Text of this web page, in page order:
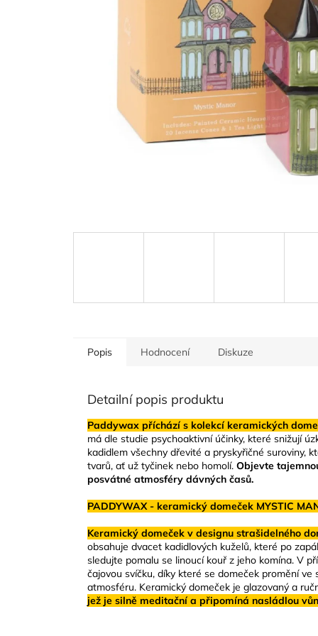
Popis Hodnocení Diskuze
Detailní popis produktu
Paddywax příchází s kolekcí keramických
má dle studie psychoaktivní účinky, které snižují
kadidlem všechny dřevité a pryskyřičné suroviny,
tvarů, ať už tyčinek nebo homolí. Objevte
posvátné atmosféry dávných časů.
PADDYWAX - keramický domeček MYSTIC
Keramický domeček v designu strašidelného
obsahuje dvacet kadidlových kuželů, které po
sledujte pomalu se linoucí kouř z jeho komína. V
čajovou svíčku, díky které se domeček promění
atmosféru. Keramický domeček je glazovaný a
jež je silně meditační a připomíná nasládlou